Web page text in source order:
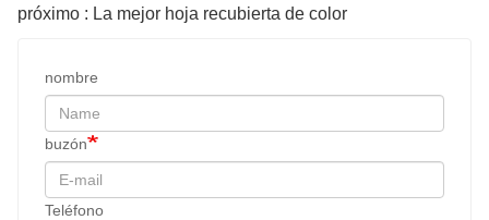
próximo : La mejor hoja recubierta de color
nombre
buzón
Teléfono